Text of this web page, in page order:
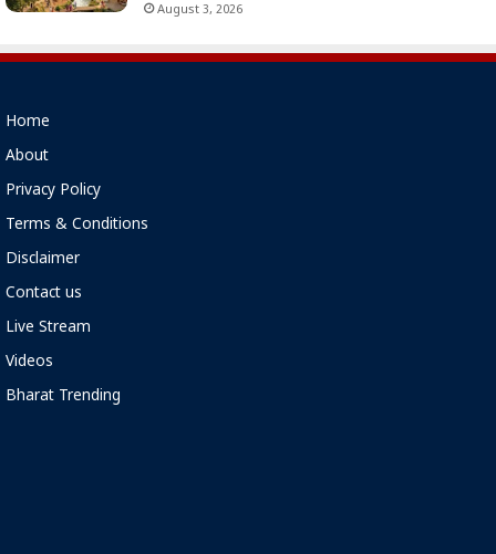
August 3, 2026
Home
About
Privacy Policy
Terms & Conditions
Disclaimer
Contact us
Live Stream
Videos
Bharat Trending